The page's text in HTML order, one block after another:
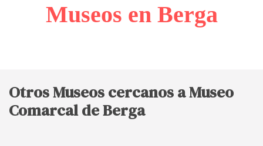
Museos en Berga
Otros Museos cercanos a Museo
Comarcal de Berga